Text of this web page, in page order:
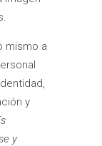
mismo a
y
y